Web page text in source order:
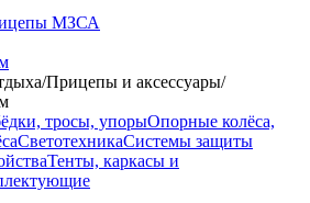
МЗСА
/Прицепы и аксессуары/
тросы, упорыОпорные колёса,
СветотехникаСистемы защиты
Тенты, каркасы и